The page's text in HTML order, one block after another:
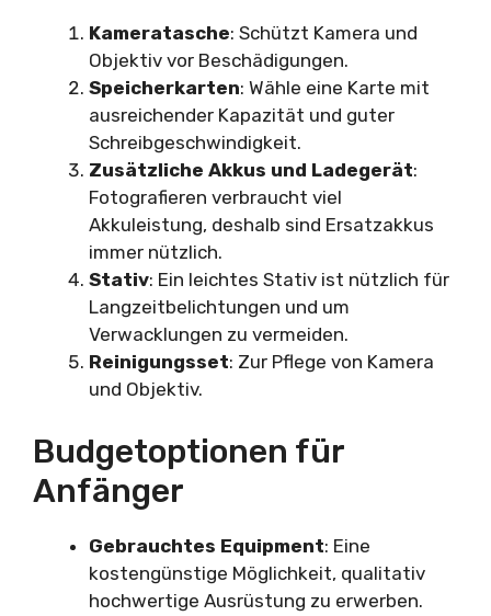
Kameratasche: Schützt Kamera und
Objektiv vor Beschädigungen.
Speicherkarten: Wähle eine Karte mit
ausreichender Kapazität und guter
Schreibgeschwindigkeit.
Zusätzliche Akkus und Ladegerät:
Fotografieren verbraucht viel
Akkuleistung, deshalb sind Ersatzakkus
immer nützlich.
Stativ: Ein leichtes Stativ ist nützlich für
Langzeitbelichtungen und um
Verwacklungen zu vermeiden.
Reinigungsset: Zur Pflege von Kamera
und Objektiv.
Budgetoptionen für
Anfänger
Gebrauchtes Equipment: Eine
kostengünstige Möglichkeit, qualitativ
hochwertige Ausrüstung zu erwerben.